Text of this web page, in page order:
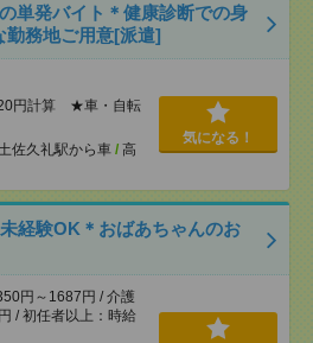
単発バイト＊健康診断での身
勤務地ご用意[派遣]
円計算 ★車・自転
土佐久礼駅から車 / 高
気になる！
経験OK＊おばあちゃんのお
円～1687円 / 介護
/ 初任者以上：時給